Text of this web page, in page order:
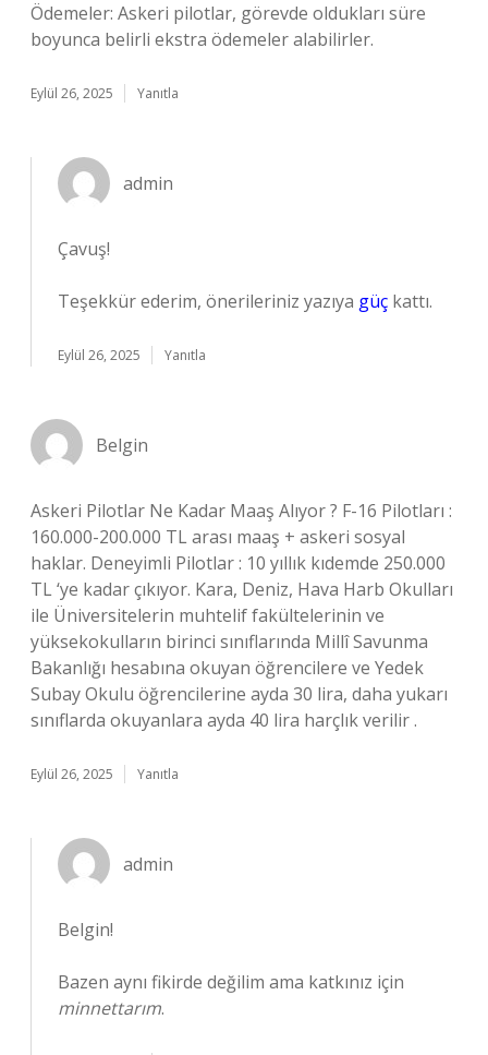
Ödemeler: Askeri pilotlar, görevde oldukları süre
boyunca belirli ekstra ödemeler alabilirler.
Eylül 26, 2025 Yanıtla
admin
Çavuş!
Teşekkür ederim, önerileriniz yazıya güç kattı.
Eylül 26, 2025 Yanıtla
Belgin
Askeri Pilotlar Ne Kadar Maaş Alıyor ? F-16 Pilotları :
160.000-200.000 TL arası maaş + askeri sosyal
haklar. Deneyimli Pilotlar : 10 yıllık kıdemde 250.000
TL ‘ye kadar çıkıyor. Kara, Deniz, Hava Harb Okulları
ile Üniversitelerin muhtelif fakültelerinin ve
yüksekokulların birinci sınıflarında Millî Savunma
Bakanlığı hesabına okuyan öğrencilere ve Yedek
Subay Okulu öğrencilerine ayda 30 lira, daha yukarı
sınıflarda okuyanlara ayda 40 lira harçlık verilir .
Eylül 26, 2025 Yanıtla
admin
Belgin!
Bazen aynı fikirde değilim ama katkınız için
minnettarım.